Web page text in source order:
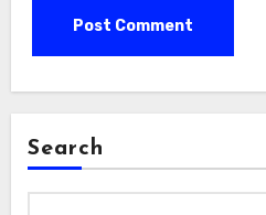
Search